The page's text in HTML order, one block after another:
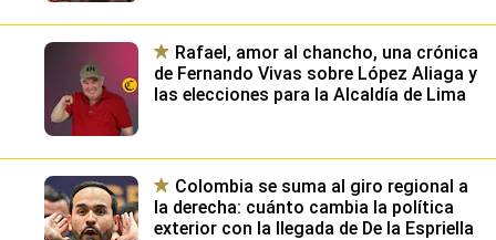
Rafael, amor al chancho, una crónica
de Fernando Vivas sobre López Aliaga y
las elecciones para la Alcaldía de Lima
Colombia se suma al giro regional a
la derecha: cuánto cambia la política
exterior con la llegada de De la Espriella